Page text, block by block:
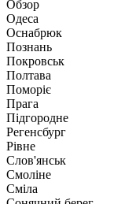
Обзор
Одеса
Оснабрюк
Познань
Покровськ
Полтава
Поморіє
Прага
Підгородне
Регенсбург
Рівне
Слов'янськ
Смоліне
Сміла